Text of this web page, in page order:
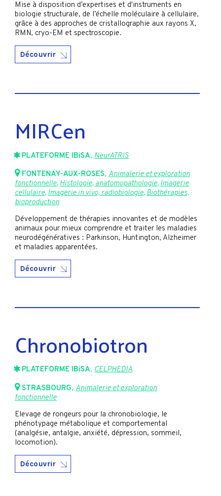
Mise à disposition d’expertises et d'instruments en
biologie structurale, de l’échelle moléculaire à cellulaire,
grâce à des approches de cristallographie aux rayons X,
RMN, cryo-EM et spectroscopie.
Découvrir
MIRCen
PLATEFORME IBiSA, NeurATRIS
FONTENAY-AUX-ROSES, Animalerie et exploration
fonctionnelle, Histologie, anatomopathologie, Imagerie
cellulaire, Imagerie in vivo, radiobiologie, Biothérapies,
bioproduction
Développement de thérapies innovantes et de modèles
animaux pour mieux comprendre et traiter les maladies
neurodégénératives : Parkinson, Huntington, Alzheimer
et maladies apparentées.
Découvrir
Chronobiotron
PLATEFORME IBiSA, CELPHEDIA
STRASBOURG, Animalerie et exploration
fonctionnelle
Elevage de rongeurs pour la chronobiologie, le
phénotypage métabolique et comportemental
(analgésie, antalgie, anxiété, dépression, sommeil,
locomotion).
Découvrir